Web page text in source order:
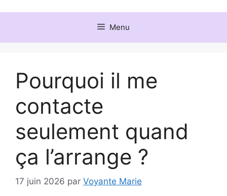
Menu
Pourquoi il me
contacte
seulement quand
ça l’arrange ?
17 juin 2026 par Voyante Marie